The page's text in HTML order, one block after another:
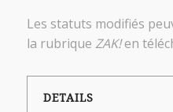
Les statuts modifiés
la rubrique ZAK!en
DETAILS